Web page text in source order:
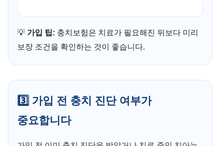
💡 가입 팁: 충치보험은 치료가 필요해진 뒤보다 미리
보장 조건을 확인하는 것이 좋습니다.
3️⃣ 가입 전 충치 진단 여부가
중요합니다